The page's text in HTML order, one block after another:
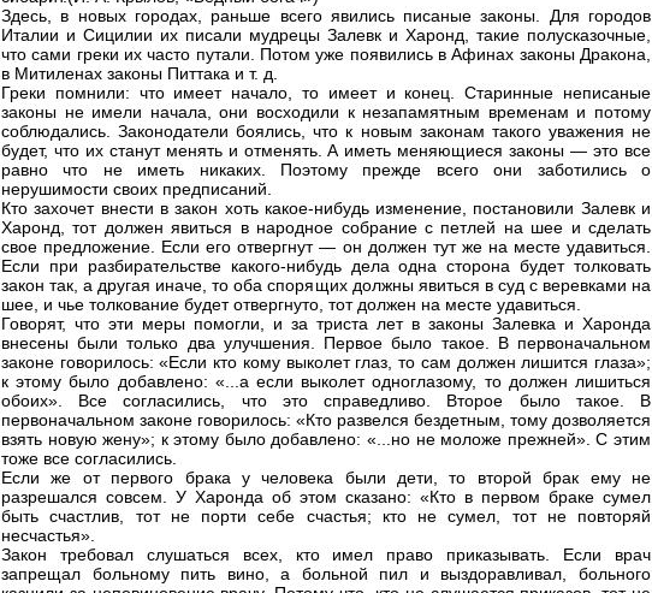
Здесь, в новых городах, раньше всего явились писаные законы. Для городов
Италии и Сицилии их писали мудрецы Залевк и Харонд, такие полусказочные,
что сами греки их часто путали. Потом уже появились в Афинах законы Дракона,
в Митиленах законы Питтака и т. д.
Греки помнили: что имеет начало, то имеет и конец. Старинные неписаные
законы не имели начала, они восходили к незапамятным временам и потому
соблюдались. Законодатели боялись, что к новым законам такого уважения не
будет, что их станут менять и отменять. А иметь меняющиеся законы — это все
равно что не иметь никаких. Поэтому прежде всего они заботились о
нерушимости своих предписаний.
Кто захочет внести в закон хоть какое-нибудь изменение, постановили Залевк и
Харонд, тот должен явиться в народное собрание с петлей на шее и сделать
свое предложение. Если его отвергнут — он должен тут же на месте удавиться.
Если при разбирательстве какого-нибудь дела одна сторона будет толковать
закон так, а другая иначе, то оба спорящих должны явиться в суд с веревками на
шее, и чье толкование будет отвергнуто, тот должен на месте удавиться.
Говорят, что эти меры помогли, и за триста лет в законы Залевка и Харонда
внесены были только два улучшения. Первое было такое. В первоначальном
законе говорилось: «Если кто кому выколет глаз, то сам должен лишится глаза»;
к этому было добавлено: «...а если выколет одноглазому, то должен лишиться
обоих». Все согласились, что это справедливо. Второе было такое. В
первоначальном законе говорилось: «Кто развелся бездетным, тому дозволяется
взять новую жену»; к этому было добавлено: «...но не моложе прежней». С этим
тоже все согласились.
Если же от первого брака у человека были дети, то второй брак ему не
разрешался совсем. У Харонда об этом сказано: «Кто в первом браке сумел
быть счастлив, тот не порти себе счастья; кто не сумел, тот не повторяй
несчастья».
Закон требовал слушаться всех, кто имел право приказывать. Если врач
запрещал больному пить вино, а больной пил и выздоравливал, больного